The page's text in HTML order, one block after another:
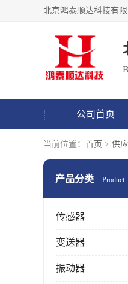
公司首页
当前位置： 首页 > 供
产品分类 Product
传感器
变送器
振动器